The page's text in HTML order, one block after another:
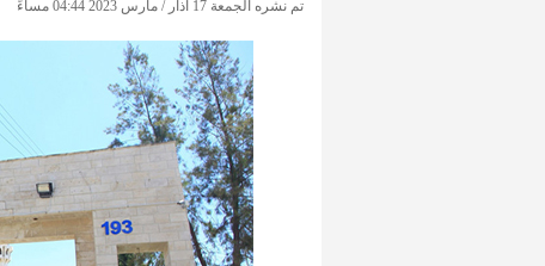
تم نشره الجمعة 17 آذار / مارس 2023 04:44 مساءً